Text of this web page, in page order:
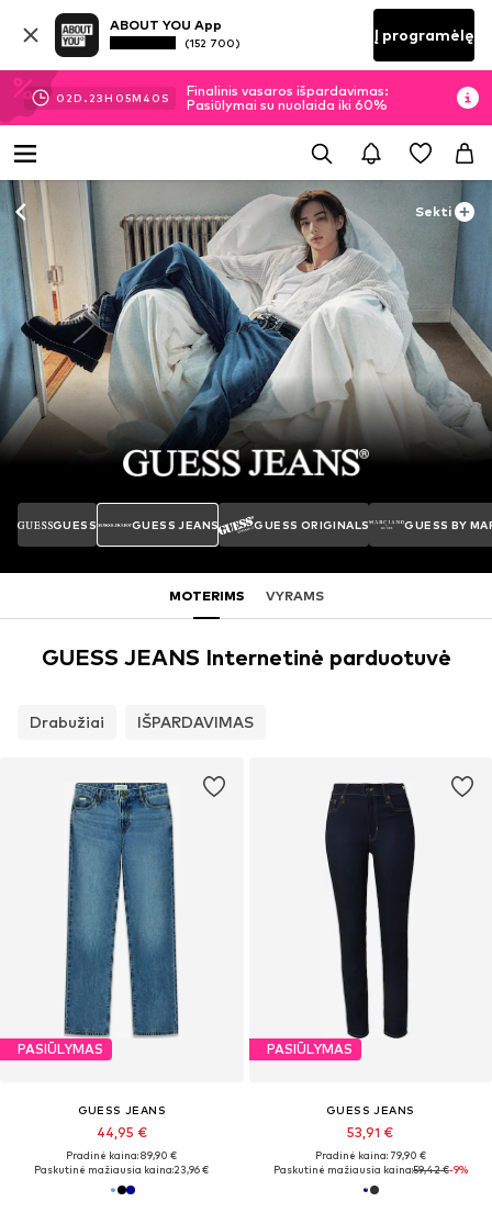
ABOUT YOU App
(152 700) Į programėlę
02D. 23H 05M 38 S
Finalinis vasaros išpardavimas:
Pasiūlymai su nuolaida iki 60%
Sekti
GUESS GUESS JEANS GUESS ORIGINALS GUESS BY
MOTERIMS VYRAMS
GUESS JEANS Internetinė parduotuvė
Drabužiai IŠPARDAVIMAS
PASIŪLYMAS
GUESS JEANS
44,95 €
Pradinė kaina: 89,90 €
Paskutinė mažiausia kaina:23,96 €
PASIŪLYMAS
GUESS JEANS
53,91 €
Pradinė kaina: 79,90 €
Paskutinė mažiausia kaina:59,42 €-9%